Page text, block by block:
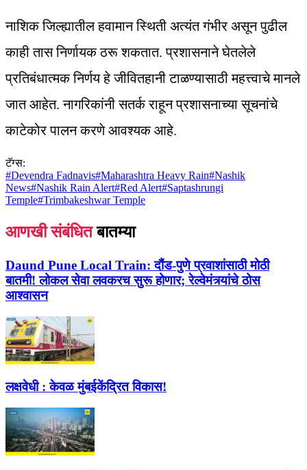
नाशिक जिल्ह्यातील हवामान स्थिती अत्यंत गंभीर असून पुढील
काही तास निर्णायक ठरू शकतात. प्रशासनाने घेतलेले
प्रतिबंधात्मक निर्णय हे जीवितहानी टाळण्यासाठी महत्त्वाचे मानले
जात आहेत. नागरिकांनी सतर्क राहून प्रशासनाच्या सूचनांचे
काटेकोर पालन करणे आवश्यक आहे.
टॅग्स:
#Devendra Fadnavis#Maharashtra Heavy Rain#Nashik
News#Nashik Rain Alert#Red Alert#Saptashrungi
Temple#Trimbakeshwar Temple
आणखी संबंधित बातम्या
Daund Pune Local Train: दौंड-पुणे प्रवाशांसाठी मोठी
बातमी! लोकल सेवा लवकरच सुरू होणार; रेल्वेमंत्र्यांचे ठोस
आश्वासन
लक्षवेधी : केवळ मुंबईकेंद्रित विकास!